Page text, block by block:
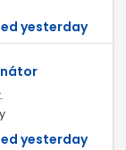
yesterday
yesterday